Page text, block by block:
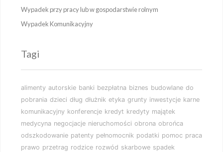
Wypadek przy pracy lub w gospodarstwie rolnym
Wypadek Komunikacyjny
Tagi
alimenty autorskie banki bezpłatna biznes budowlane do
pobrania dzieci dług dłużnik etyka grunty inwestycje karne
komunikacyjny konferencje kredyt kredyty majątek
medycyna negocjacje nieruchomości obrona obrońca
odszkodowanie patenty pełnomocnik podatki pomoc praca
prawo przetrag rodzice rozwód skarbowe spadek